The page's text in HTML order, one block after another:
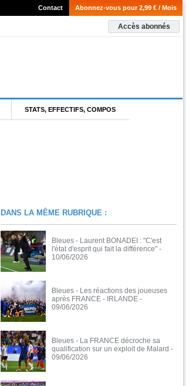
Abonnez-vous pour 2,99 € / Mois
Contact
Accès abonnés
STATS, EFFECTIFS, COMPOS
DANS LA MÊME RUBRIQUE :
Bleues - Laurent BONADEI : "C'est
l'état d'esprit qui fait la différence" -
10/06/2026
Bleues - Les réactions des joueuses
après FRANCE - IRLANDE -
09/06/2026
Bleues - La FRANCE décroche sa
qualification sur un exploit de Malard -
09/06/2026